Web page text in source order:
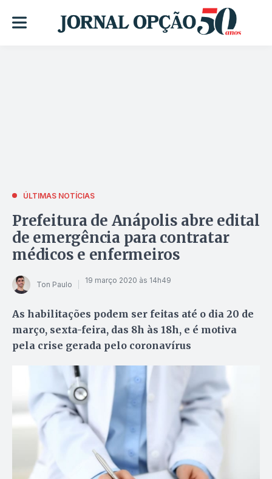
ÚLTIMAS NOTÍCIAS
Prefeitura de Anápolis abre edital
de emergência para contratar
médicos e enfermeiros
Ton Paulo 19 março 2020 às 14h49
As habilitações podem ser feitas até o dia 20 de
março, sexta-feira, das 8h às 18h, e é motiva
pela crise gerada pelo coronavírus